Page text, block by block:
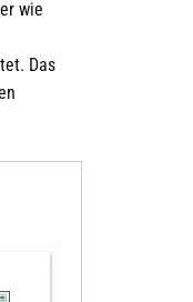
wie
Das